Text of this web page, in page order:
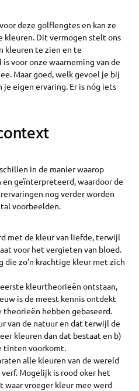
deze golflengtes en kan ze
kleuren. Dit vermogen stelt ons
kleuren te zien en te
voor onze waarneming van de
Maar goed, welk gevoel je bij
eigen ervaring. Er is nóg iets
in de manier waarop
geïnterpreteerd, waardoor de
nog verder worden
voorbeelden.
met de kleur van liefde, terwijl
voor het vergieten van bloed.
zo’n krachtige kleur met zich
kleurtheorieën ontstaan,
is de meest kennis ontdekt
theorieën hebben gebaseerd.
van de natuur en dat terwijl de
kleuren dan dat bestaat en b)
tinten voorkomt.
alle kleuren van de wereld
Mogelijk is rood oker het
vroeger kleur mee werd